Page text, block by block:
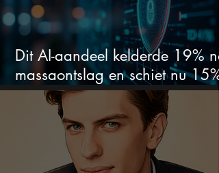
Dit AI-aandeel kelderde 19% na
massaontslag en schiet nu 15%
omhoog